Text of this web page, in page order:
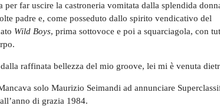
per far uscire la castroneria vomitata dalla splendida
padre e, come posseduto dallo spirito vendicativo del
Wild Boys, prima sottovoce e poi a squarciagola, con
raffinata bellezza del mio groove, lei mi è venuta
solo Maurizio Seimandi ad annunciare
di grazia 1984.